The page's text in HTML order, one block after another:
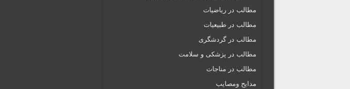
مطالب در ریاضیات
مطالب در طبیعیات
مطالب در گردشگری
مطالب در پزشکی و سلامت
مطالب در مناجات
مدایح ومصایب